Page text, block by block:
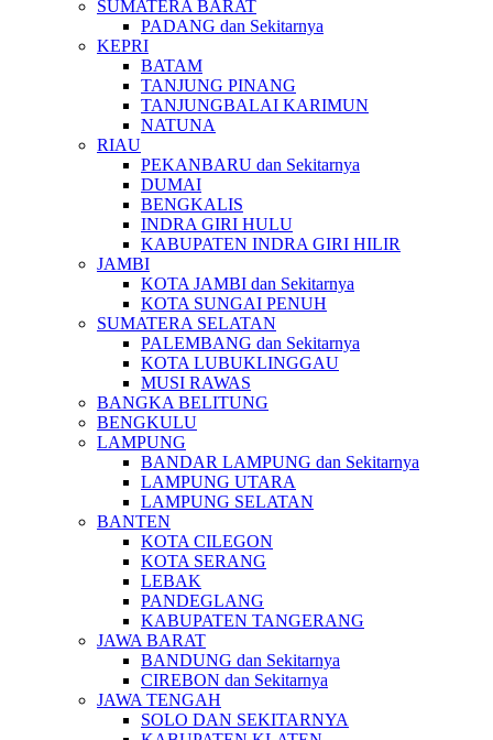
SUMATERA BARAT
PADANG dan Sekitarnya
KEPRI
BATAM
TANJUNG PINANG
TANJUNGBALAI KARIMUN
NATUNA
RIAU
PEKANBARU dan Sekitarnya
DUMAI
BENGKALIS
INDRA GIRI HULU
KABUPATEN INDRA GIRI HILIR
JAMBI
KOTA JAMBI dan Sekitarnya
KOTA SUNGAI PENUH
SUMATERA SELATAN
PALEMBANG dan Sekitarnya
KOTA LUBUKLINGGAU
MUSI RAWAS
BANGKA BELITUNG
BENGKULU
LAMPUNG
BANDAR LAMPUNG dan Sekitarnya
LAMPUNG UTARA
LAMPUNG SELATAN
BANTEN
KOTA CILEGON
KOTA SERANG
LEBAK
PANDEGLANG
KABUPATEN TANGERANG
JAWA BARAT
BANDUNG dan Sekitarnya
CIREBON dan Sekitarnya
JAWA TENGAH
SOLO DAN SEKITARNYA